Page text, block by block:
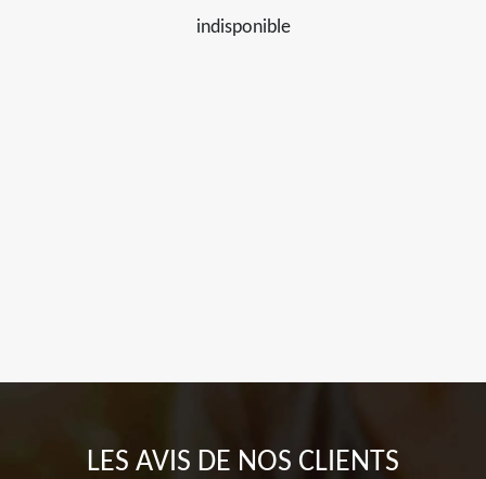
indisponible
LES AVIS DE NOS CLIENTS